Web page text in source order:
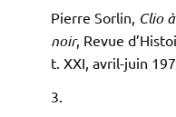
Pierre Sorlin, Clio
noir, Revue
t. XXI, avril-juin